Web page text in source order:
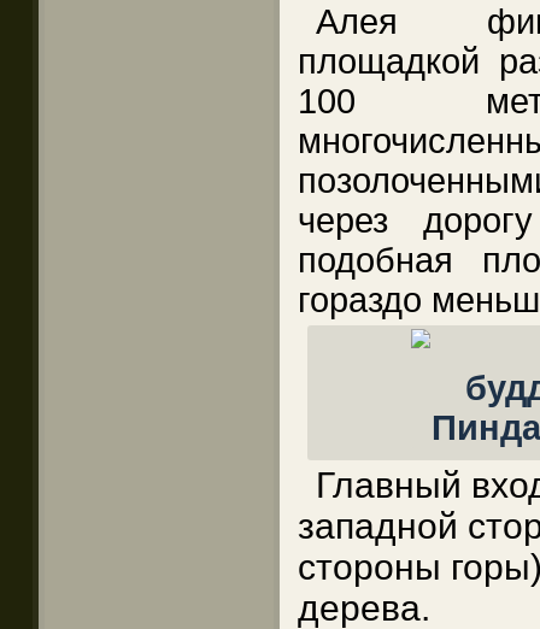
Алея
площадкой
100
через
подобная
гораздо
Главный
западной
стороны
дерева.